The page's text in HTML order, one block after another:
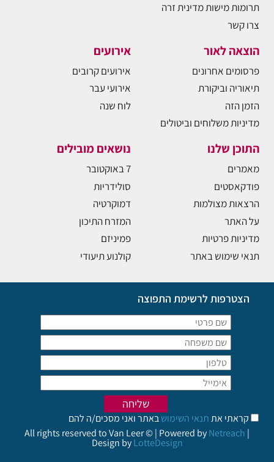
תרומות מישות מדינית זרה
צרו קשר
הוצאה לאור
פרסומים אחרונים
תיאוריה וביקורת
הזמן הזה
מדיניות משלוחים וביטולים
אירועים
אירועים קרובים
אירועי עבר
לוח שנה
התוכן שלנו
מאמרים
פודקאסטים
הרצאות מצולמות
על האתר
מדיניות פרטיות
תנאי שימוש באתר
נושאים מובילים
7 באוקטובר
סולידריות
דמוקרטיה
המזרח התיכון
פמיניזם
קולנוע תיעודי
הצטרפות לרשימת התפוצה
קראתי אתתנאי השימושבאתר ואני מסכים/ה להם
All rights reserved to Van Leer © | Powered byNetreach |
Design byLotteDesign